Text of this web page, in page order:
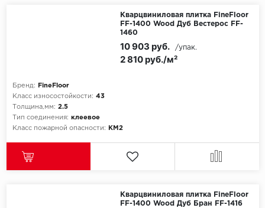
Кварцвиниловая плитка FineFloor
FF-1400 Wood Дуб Вестерос FF-
1460
Бренд:
FineFloor
Класс износостойкости: 43
Толщина,мм: 2.5
Тип соединения: клеевое
Класс пожарной опасности:
КМ2
2 810 руб./м²
10 903 руб. /упак.
Кварцвиниловая плитка FineFloor
FF-1400 Wood Дуб Бран FF-1416